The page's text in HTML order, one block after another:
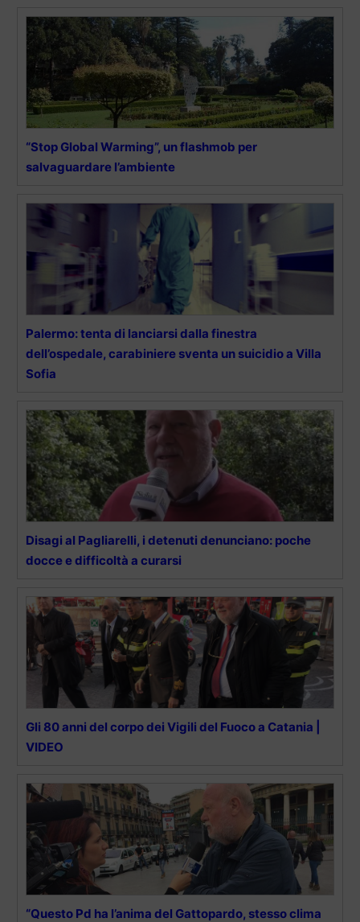
“Stop Global Warming”, un flashmob per
salvaguardare l’ambiente
Palermo: tenta di lanciarsi dalla finestra
dell’ospedale, carabiniere sventa un suicidio a Villa
Sofia
Disagi al Pagliarelli, i detenuti denunciano: poche
docce e difficoltà a curarsi
Gli 80 anni del corpo dei Vigili del Fuoco a Catania |
VIDEO
“Questo Pd ha l’anima del Gattopardo, stesso clima